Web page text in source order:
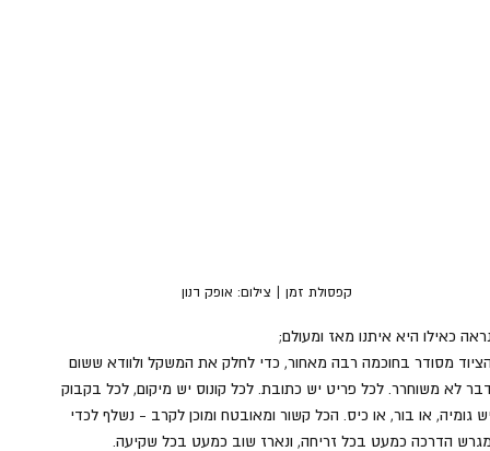
קפסולת זמן | צילום: אופק דנון
כאילו היא איתנו מאז ומעולם;
מסודר בחוכמה רבה מאחור, כדי לחלק את המשקל ולוודא ששום
לא משוחרר. לכל פריט יש כתובת. לכל קונוס יש מיקום, לכל בקבוק
גומיה, או בור, או כיס. הכל קשור ומאובטח ומוכן לקרב - נשלף לכדי
הדרכה כמעט בכל זריחה, ונארז שוב כמעט בכל שקיעה.